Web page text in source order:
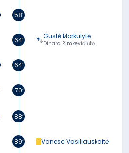
58’
64’ Gustė Morkulytė
Dinara Rimkevičiūtė
64’
70’
88’
89’ Vanesa Vasiliauskaitė